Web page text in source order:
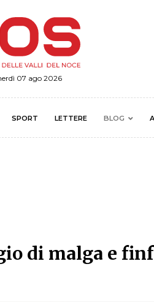
07 ago 2026
SPORT LETTERE BLOG
di malga e